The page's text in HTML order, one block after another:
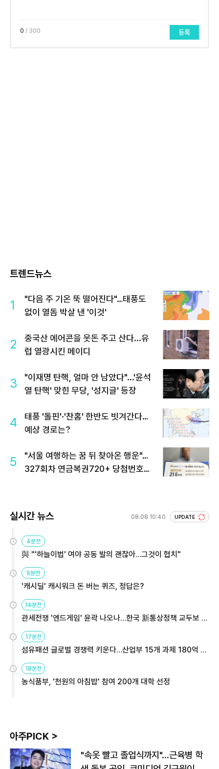
0 / 300 등록
트렌드뉴스
1
"다음 주 기온 뚝 떨어진다"…태풍도
없이 열돔 박살 낸 '이것'
2
중국산 에어콘을 웃돈 주고 산다...유
럽 열광시킨 메이디
3
"이재명 탄핵, 얼마 안 남았다"...'윤석
열 탄핵' 맞힌 무당, '성지글' 등장
4
태풍 '돌핀'·'찬홈' 한반도 빗겨간다…
예상 경로는?
5
"서울 여행하는 꿈 뒤 찾아온 행운"…
327회차 연금복권720+ 당첨번호조
실시간 뉴스 08.08 10:40 UPDATE
4분전
與 "'하늘이법' 여야 공동 발의 괜찮아…그것이 협치"
9분전
'캐시딜' 캐시워크 돈 버는 퀴즈, 정답은?
14분전
관세전쟁 '엔드게임' 윤곽 나오나…한국 新통상정책 교두보 활
17분전
섬유패션 글로벌 경쟁력 키운다…산업부 15개 과제 180억 지
18분전
농식품부, '천원의 아침밥' 참여 200개 대학 선정
아주PICK >
"속옷 빨고 졸업식까지"…근육병 학